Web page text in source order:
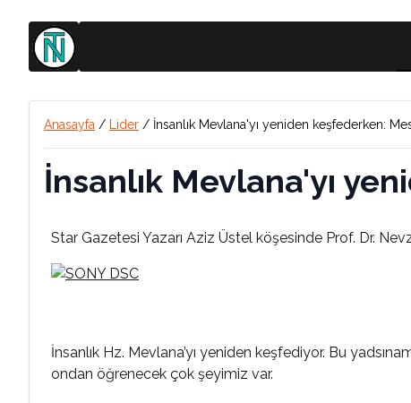
Anasayfa / Lider / İnsanlık Mevlana'yı yeniden keşfederken:
İnsanlık Mevlana'yı
Star Gazetesi Yazarı Aziz Üstel köşesinde Prof. Dr.
İnsanlık Hz. Mevlana’yı yeniden keşfediyor. Bu
ondan öğrenecek çok şeyimiz var.